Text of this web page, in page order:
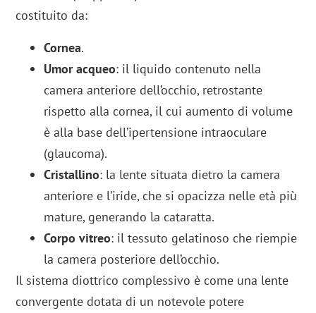
costituito da:
Cornea.
Umor acqueo: il liquido contenuto nella
camera anteriore dell’occhio, retrostante
rispetto alla cornea, il cui aumento di volume
è alla base dell’ipertensione intraoculare
(glaucoma).
Cristallino: la lente situata dietro la camera
anteriore e l’iride, che si opacizza nelle età più
mature, generando la cataratta.
Corpo vitreo: il tessuto gelatinoso che riempie
la camera posteriore dell’occhio.
Il sistema diottrico complessivo è come una lente
convergente dotata di un notevole potere